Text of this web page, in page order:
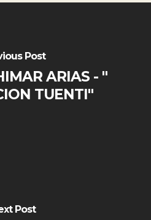
Post
ARIAS - "
TUENTI"
Post